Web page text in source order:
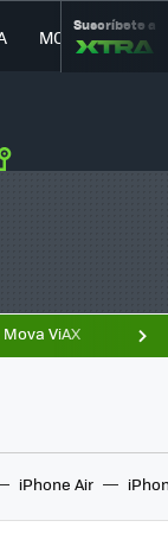
MOVILIDAD
Suscríbete a
ViAX
iPhone Air